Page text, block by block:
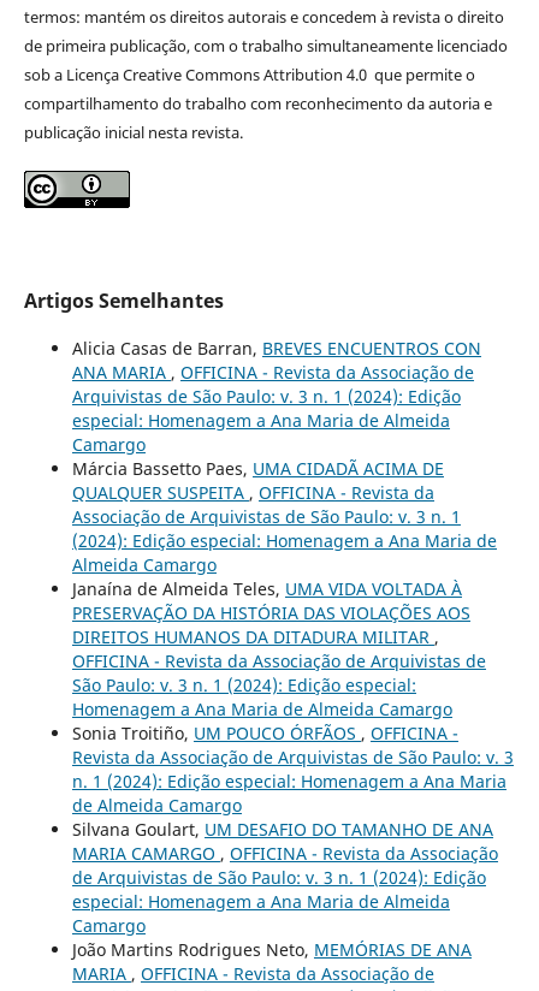
termos: mantém os direitos autorais e concedem à revista o direito
de primeira publicação, com o trabalho simultaneamente licenciado
sob a Licença Creative Commons Attribution 4.0 que permite o
compartilhamento do trabalho com reconhecimento da autoria e
publicação inicial nesta revista.
Artigos Semelhantes
Alicia Casas de Barran, BREVES ENCUENTROS CON
ANA MARIA , OFFICINA - Revista da Associação de
Arquivistas de São Paulo: v. 3 n. 1 (2024): Edição
especial: Homenagem a Ana Maria de Almeida
Camargo
Márcia Bassetto Paes, UMA CIDADÃ ACIMA DE
QUALQUER SUSPEITA , OFFICINA - Revista da
Associação de Arquivistas de São Paulo: v. 3 n. 1
(2024): Edição especial: Homenagem a Ana Maria de
Almeida Camargo
Janaína de Almeida Teles, UMA VIDA VOLTADA À
PRESERVAÇÃO DA HISTÓRIA DAS VIOLAÇÕES AOS
DIREITOS HUMANOS DA DITADURA MILITAR ,
OFFICINA - Revista da Associação de Arquivistas de
São Paulo: v. 3 n. 1 (2024): Edição especial:
Homenagem a Ana Maria de Almeida Camargo
Sonia Troitiño, UM POUCO ÓRFÃOS , OFFICINA -
Revista da Associação de Arquivistas de São Paulo: v. 3
n. 1 (2024): Edição especial: Homenagem a Ana Maria
de Almeida Camargo
Silvana Goulart, UM DESAFIO DO TAMANHO DE ANA
MARIA CAMARGO , OFFICINA - Revista da Associação
de Arquivistas de São Paulo: v. 3 n. 1 (2024): Edição
especial: Homenagem a Ana Maria de Almeida
Camargo
João Martins Rodrigues Neto, MEMÓRIAS DE ANA
MARIA , OFFICINA - Revista da Associação de